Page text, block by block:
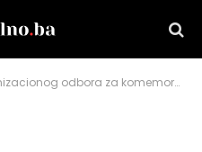
za komemorativno obilježavanje 25. maja